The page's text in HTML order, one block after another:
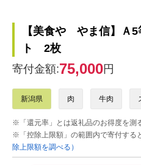
【美食や やま信】Ａ
ト 2枚
寄付金額:75,000円
新潟県 肉 牛肉
※「還元率」とは返礼品のお得度を測
※「控除上限額」の範囲内で寄付する
除上限額を調べる）